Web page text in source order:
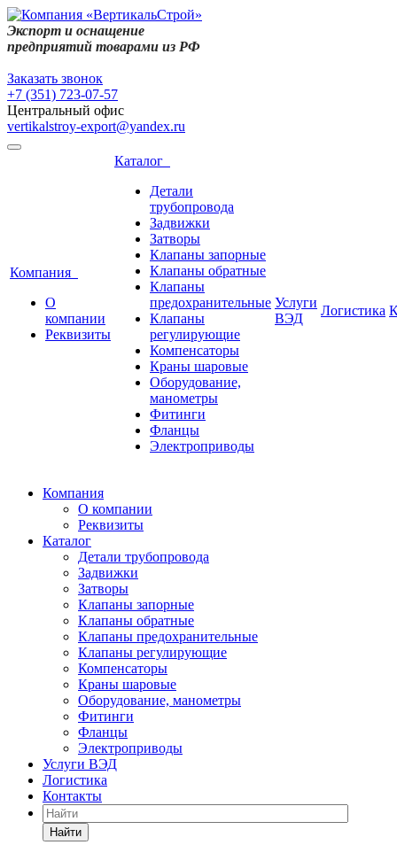
Экспорт и оснащение
предприятий товарами из РФ
Заказать звонок
+7 (351) 723-07-57
Центральный офис
vertikalstroy-export@yandex.ru
Компания
О
компании
Реквизиты
Каталог
Детали
трубопровода
Задвижки
Затворы
Клапаны запорные
Клапаны обратные
Клапаны
предохранительные
Клапаны
регулирующие
Компенсаторы
Краны шаровые
Оборудование,
манометры
Фитинги
Фланцы
Электроприводы
Услуги
ВЭД
Логистика
Компания
О компании
Реквизиты
Каталог
Детали трубопровода
Задвижки
Затворы
Клапаны запорные
Клапаны обратные
Клапаны предохранительные
Клапаны регулирующие
Компенсаторы
Краны шаровые
Оборудование, манометры
Фитинги
Фланцы
Электроприводы
Услуги ВЭД
Логистика
Контакты
Найти